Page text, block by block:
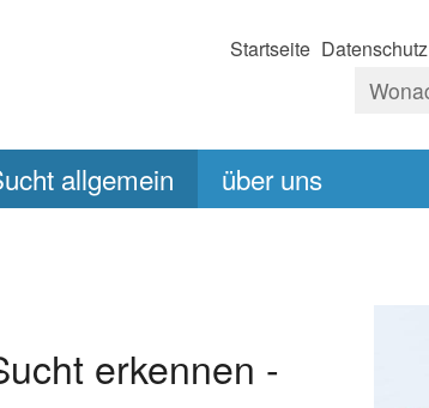
Startseite Datenschutz
allgemein über uns
erkennen -